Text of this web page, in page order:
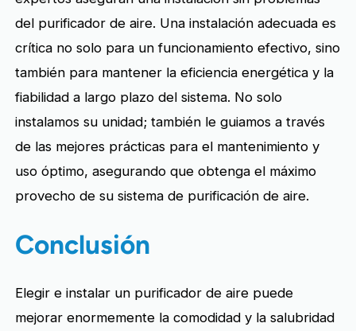
del purificador de aire. Una instalación adecuada es
crítica no solo para un funcionamiento efectivo, sino
también para mantener la eficiencia energética y la
fiabilidad a largo plazo del sistema. No solo
instalamos su unidad; también le guiamos a través
de las mejores prácticas para el mantenimiento y
uso óptimo, asegurando que obtenga el máximo
provecho de su sistema de purificación de aire.
Conclusión
Elegir e instalar un purificador de aire puede
mejorar enormemente la comodidad y la salubridad